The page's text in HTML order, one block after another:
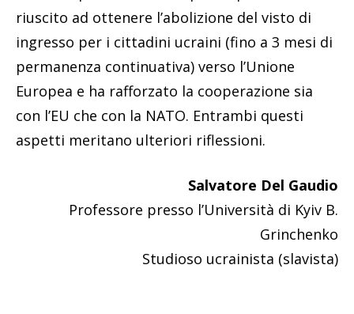
riuscito ad ottenere l’abolizione del visto di
ingresso per i cittadini ucraini (fino a 3 mesi di
permanenza continuativa) verso l’Unione
Europea e ha rafforzato la cooperazione sia
con l’EU che con la NATO. Entrambi questi
aspetti meritano ulteriori riflessioni.
Salvatore Del Gaudio
Professore presso l’Università di Kyiv B.
Grinchenko
Studioso ucrainista (slavista)